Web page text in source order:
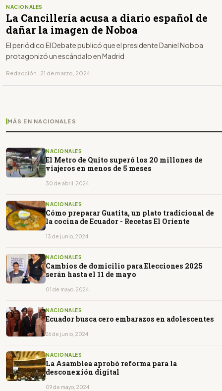
NACIONALES
La Cancillería acusa a diario español de
dañar la imagen de Noboa
El periódico El Debate publicó que el presidente Daniel Noboa
protagonizó un escándalo en Madrid
Redacción · 21 de marzo, 2024
MÁS EN NACIONALES
NACIONALES
El Metro de Quito superó los 20 millones de
viajeros en menos de 5 meses
30 de abril, 2024
NACIONALES
Cómo preparar Guatita, un plato tradicional de
la cocina de Ecuador - Recetas El Oriente
13 de junio, 2024
NACIONALES
Cambios de domicilio para Elecciones 2025
serán hasta el 11 de mayo
01 de mayo, 2024
NACIONALES
Ecuador busca cero embarazos en adolescentes
26 de junio, 2024
NACIONALES
La Asamblea aprobó reforma para la
desconexión digital
09 de mayo, 2024